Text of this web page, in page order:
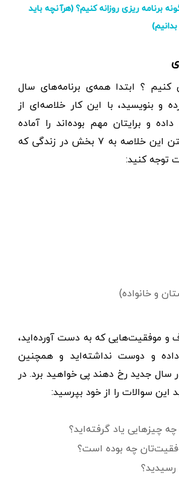
برنامه ریزی روزانه کنیم؟ (هرآنچه باید
کنیم ؟ ابتدا همه‌ی برنامه‌های سال
و بنویسید، با این کار خلاصه‌ای از
و برایتان مهم بوده‌اند را آماده
می‌کنید. برای نوشتن این خلاصه به ۷ بخش در زندگی که
توجه کنید:
و خانواده)
و موفقیت‌هایی که به دست آورده‌اید،
و دوست نداشته‌اید و همچنین
سال جدید رخ دهند پی خواهید برد. در
این سوالات را از خود بپرسید:
چیزهایی یاد گرفته‌اید؟
چه بوده است؟
رسیدید؟